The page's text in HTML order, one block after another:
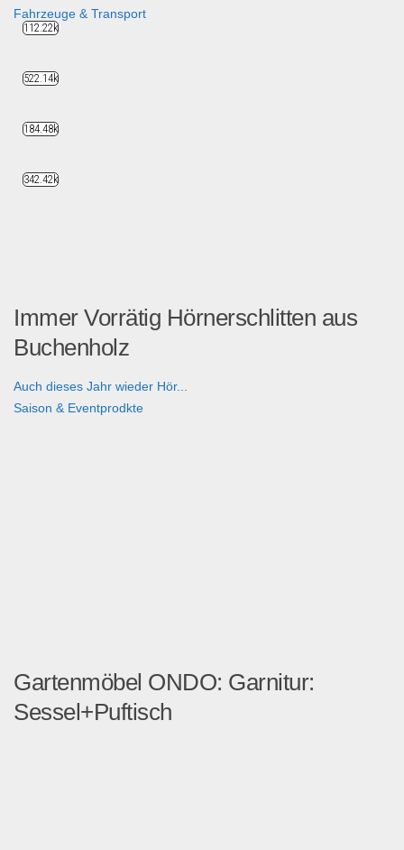
Fahrzeuge & Transport
Immer Vorrätig Hörnerschlitten aus
Buchenholz
Auch dieses Jahr wieder Hör...
Saison & Eventprodkte
Gartenmöbel ONDO: Garnitur:
Sessel+Puftisch
112.22k
522.14k
184.48k
342.42k